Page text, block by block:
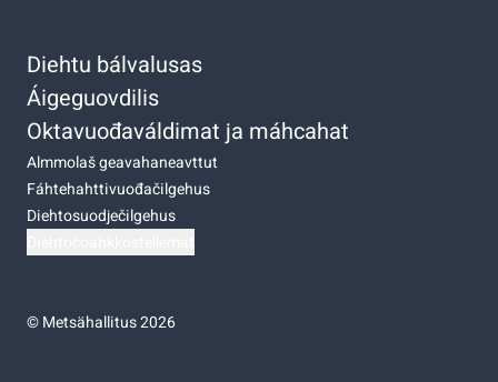
Diehtu bálvalusas
Áigeguovdilis
Oktavuođaváldimat ja máhcahat
Almmolaš geavahaneavttut
Fáhtehahttivuođačilgehus
Diehtosuodječilgehus
©Metsähallitus 2026